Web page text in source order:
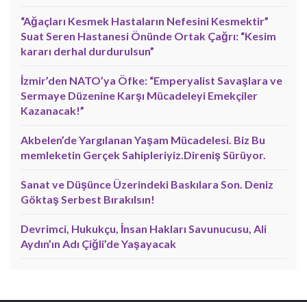
“Ağaçları Kesmek Hastaların Nefesini Kesmektir”
Suat Seren Hastanesi Önünde Ortak Çağrı: “Kesim
kararı derhal durdurulsun”
İzmir’den NATO’ya Öfke: “Emperyalist Savaşlara ve
Sermaye Düzenine Karşı Mücadeleyi Emekçiler
Kazanacak!”
Akbelen’de Yargılanan Yaşam Mücadelesi. Biz Bu
memleketin Gerçek Sahipleriyiz.Direniş Sürüyor.
Sanat ve Düşünce Üzerindeki Baskılara Son. Deniz
Göktaş Serbest Bırakılsın!
Devrimci, Hukukçu, İnsan Hakları Savunucusu, Ali
Aydın’ın Adı Çiğli’de Yaşayacak